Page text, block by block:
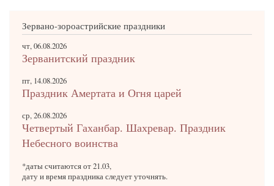
Зервано-зороастрийские праздники
чт, 06.08.2026
Зерванитский праздник
пт, 14.08.2026
Праздник Амертата и Огня царей
ср, 26.08.2026
Четвертый Гаханбар. Шахревар. Праздник
Небесного воинства
*даты считаются от 21.03,
дату и время праздника следует уточнять.